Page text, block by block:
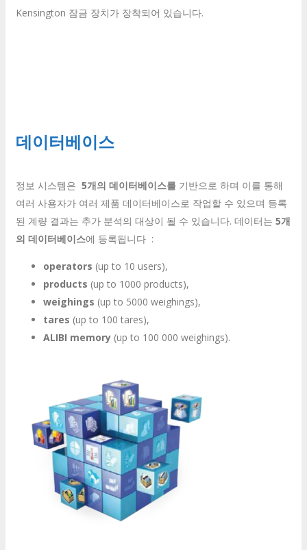
Kensington 잠금 장치가 장착되어 있습니다.
데이터베이스
정보 시스템은 5개의 데이터베이스를 기반으로 하며 이를 통해
여러 사용자가 여러 제품 데이터베이스로 작업할 수 있으며 등록
된 계량 결과는 추가 분석의 대상이 될 수 있습니다. 데이터는 5개
의 데이터베이스에 등록됩니다 :
operators (up to 10 users),
products (up to 1000 products),
weighings (up to 5000 weighings),
tares (up to 100 tares),
ALIBI memory (up to 100 000 weighings).